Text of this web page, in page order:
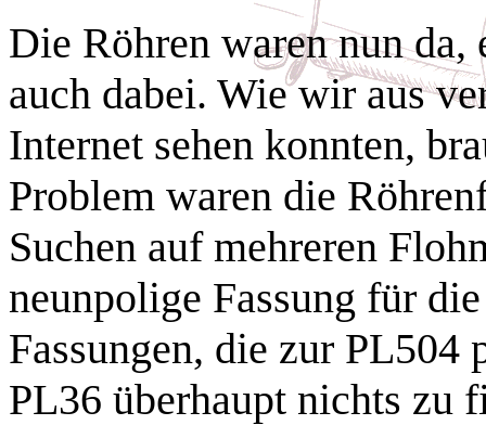
Die Röhren waren nun
auch dabei. Wie wir aus
Internet sehen konnten,
Problem waren die
Suchen auf mehreren
neunpolige Fassung für
Fassungen, die zur
PL36 überhaupt nichts zu